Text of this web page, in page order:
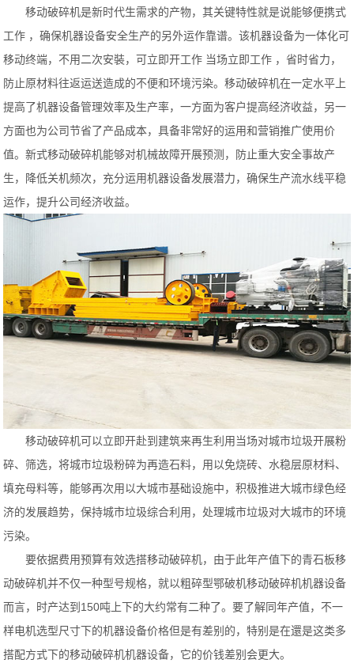
移动破碎机是新时代生需求的产物，其关键特性就是说能够便携式
工作 ，确保机器设备安全生产的另外运作靠谱。该机器设备为一体化可
移动终端，不用二次安裝，可立即开工作 当场立即工作 ，省时省力，
防止原材料往返运送造成的不便和环境污染。移动破碎机在一定水平上
提高了机器设备管理效率及生产率，一方面为客户提高经济收益，另一
方面也为公司节省了产品成本，具备非常好的运用和营销推广使用价
值。新式移动破碎机能够对机械故障开展预测，防止重大安全事故产
生，降低关机频次，充分运用机器设备发展潜力，确保生产流水线平稳
运作，提升公司经济收益。
移动破碎机可以立即开赴到建筑来再生利用当场对城市垃圾开展粉
碎、筛选，将城市垃圾粉碎为再造石料，用以免烧砖、水稳层原材料、
填充母料等，能够再次用以大城市基础设施中，积极推进大城市绿色经
济的发展趋势，保持城市垃圾综合利用，处理城市垃圾对大城市的环境
污染。
要依据费用预算有效选搭移动破碎机，由于此年产值下的青石板移
动破碎机并不仅一种型号规格，就以粗碎型鄂破机移动破碎机机器设备
而言，时产达到150吨上下的大约常有二种了。要了解同年产值，不一
样电机选型尺寸下的机器设备价格但是有差别的，特别是在還是这类多
搭配方式下的移动破碎机机器设备，它的价钱差别会更大。